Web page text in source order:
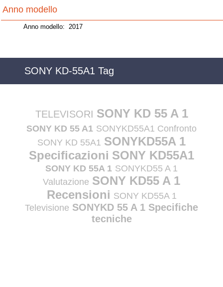
Anno modello
Anno modello: 2017
SONY KD-55A1 Tag
TELEVISORI SONY KD 55 A 1
SONY KD 55 A1 SONYKD55A1 Confronto
SONY KD 55A1 SONYKD55A 1
Specificazioni SONY KD55A1
SONY KD 55A 1 SONYKD55 A 1
Valutazione SONY KD55 A 1
Recensioni SONY KD55A 1
Televisione SONYKD 55 A 1 Specifiche
tecniche